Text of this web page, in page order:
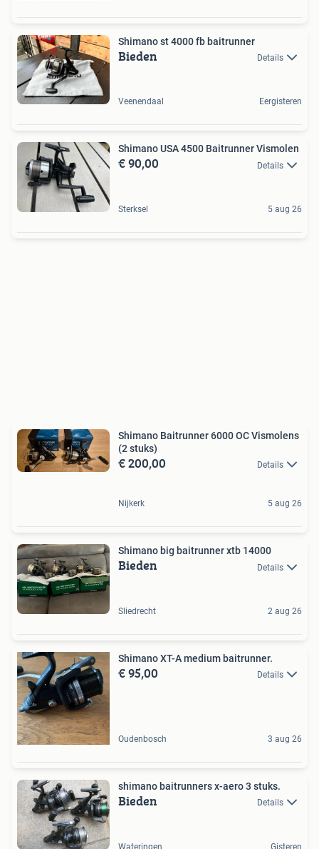
Shimano st 4000 fb baitrunner
Bieden Details
Veenendaal Eergisteren
Shimano USA 4500 Baitrunner Vismolen
€ 90,00 Details
Sterksel 5 aug 26
Shimano Baitrunner 6000 OC Vismolens
(2 stuks)
€ 200,00 Details
Nijkerk 5 aug 26
Shimano big baitrunner xtb 14000
Bieden Details
Sliedrecht 2 aug 26
Shimano XT-A medium baitrunner.
€ 95,00 Details
Oudenbosch 3 aug 26
shimano baitrunners x-aero 3 stuks.
Bieden Details
Wateringen Gisteren